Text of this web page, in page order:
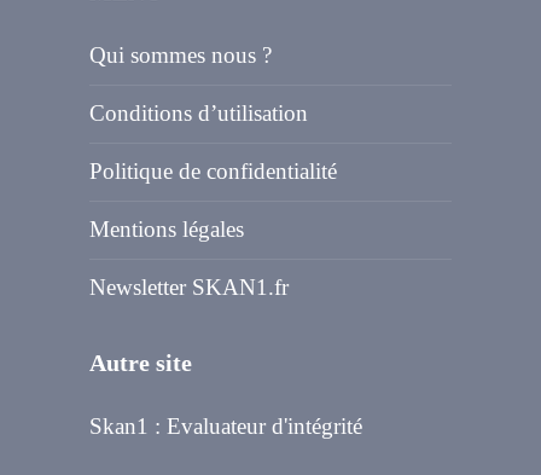
Qui sommes nous ?
Conditions d’utilisation
Politique de confidentialité
Mentions légales
Newsletter SKAN1.fr
Autre site
Skan1 : Evaluateur d'intégrité